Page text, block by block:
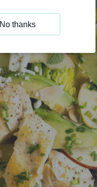
No thanks